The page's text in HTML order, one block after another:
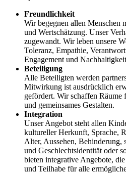
Freundlichkeit
Wir begegnen allen Menschen
und Wertschätzung. Unser
zugewandt. Wir leben unsere
Toleranz, Empathie,
Engagement und
Beteiligung
Alle Beteiligten werden
Mitwirkung ist ausdrücklich
gefördert. Wir schaffen
und gemeinsames Gestalten.
Integration
Unser Angebot steht allen
kultureller Herkunft, Sprache,
Alter, Aussehen, Behinderung,
und Geschlechtsidentität oder
bieten integrative Angebote,
und Teilhabe für alle